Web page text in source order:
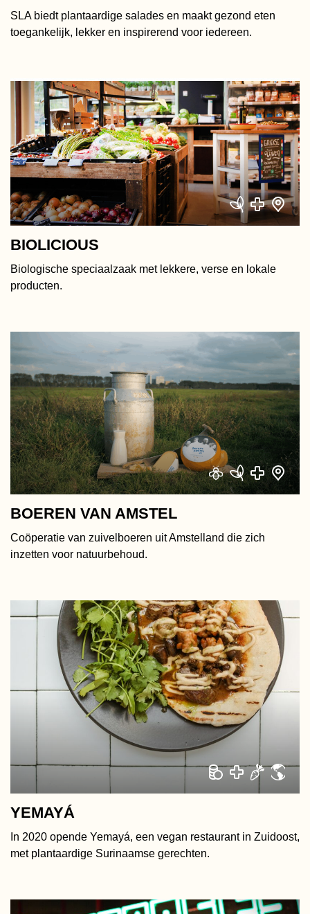
SLA biedt plantaardige salades en maakt gezond eten
toegankelijk, lekker en inspirerend voor iedereen.
BIOLICIOUS
Biologische speciaalzaak met lekkere, verse en lokale
producten.
BOEREN VAN AMSTEL
Coöperatie van zuivelboeren uit Amstelland die zich
inzetten voor natuurbehoud.
YEMAYÁ
In 2020 opende Yemayá, een vegan restaurant in Zuidoost,
met plantaardige Surinaamse gerechten.